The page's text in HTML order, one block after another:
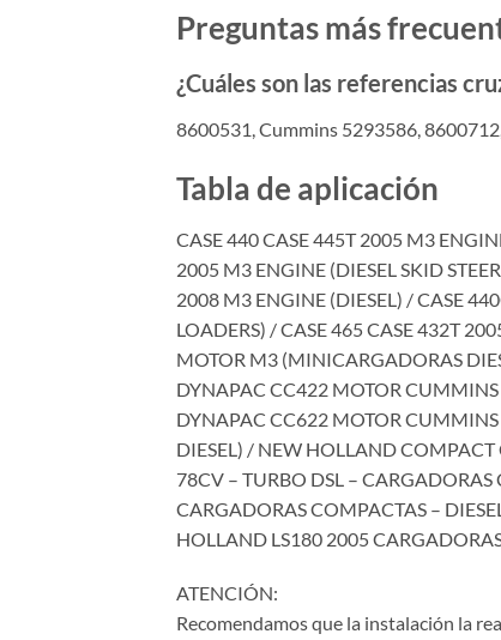
Preguntas más
¿Cuáles son las referencias
8600531, Cummins 5293586,
Tabla de aplicación
CASE 440 CASE 445T 2005 M3
2005 M3 ENGINE (DIESEL SKID
2008 M3 ENGINE (DIESEL) / CASE
LOADERS) / CASE 465 CASE 432T
MOTOR M3 (MINICARGADORAS
DYNAPAC CC422 MOTOR
DYNAPAC CC622 MOTOR
DIESEL) / NEW HOLLAND
78CV – TURBO DSL –
CARGADORAS COMPACTAS –
HOLLAND LS180 2005
ATENCIÓN:
Recomendamos que la instalación la